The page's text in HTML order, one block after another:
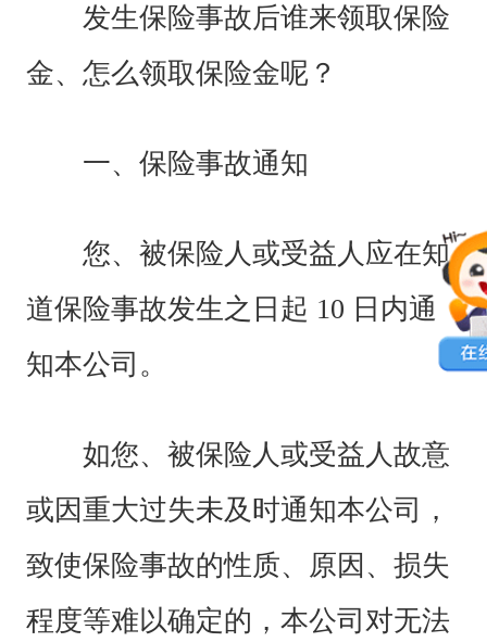
发生保险事故后谁来领取保险
金、怎么领取保险金呢？
一、保险事故通知
您、被保险人或受益人应在知
道保险事故发生之日起 10 日内通
知本公司。
如您、被保险人或受益人故意
或因重大过失未及时通知本公司，
致使保险事故的性质、原因、损失
程度等难以确定的，本公司对无法